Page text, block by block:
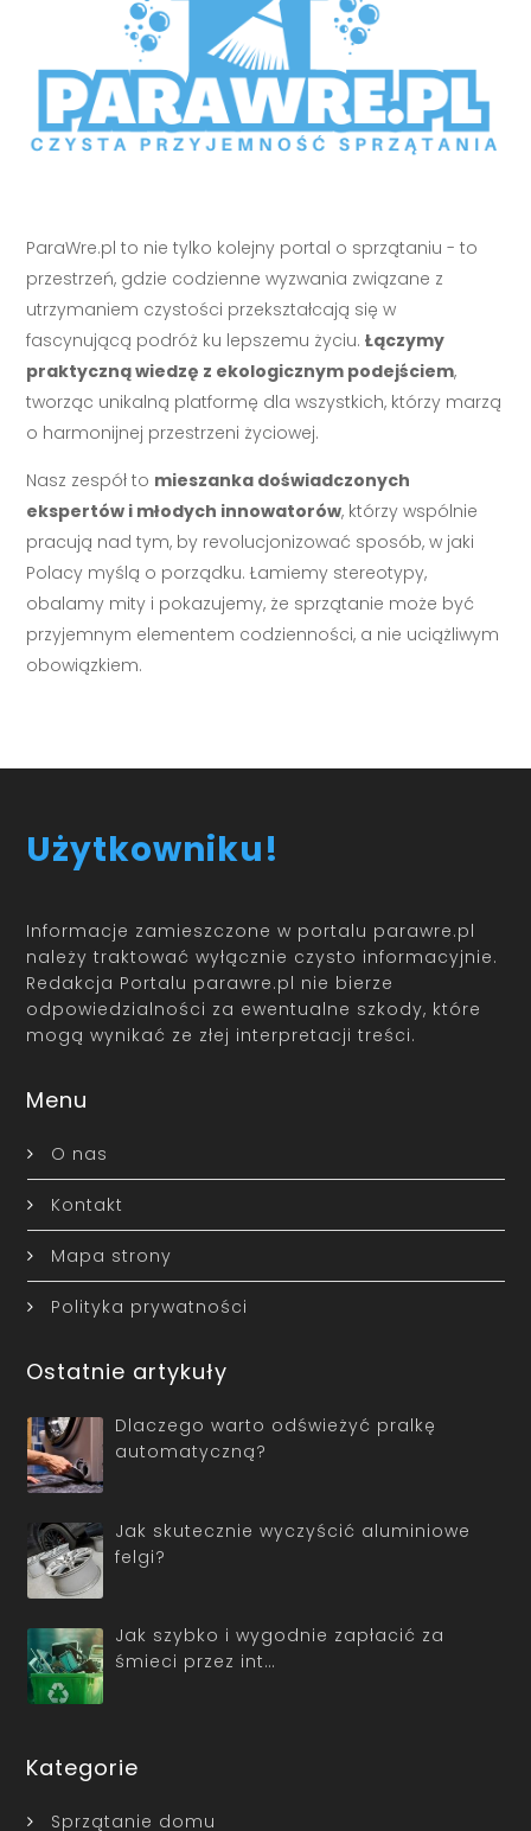
ParaWre.pl to nie tylko kolejny portal o sprzątaniu - to
przestrzeń, gdzie codzienne wyzwania związane z
utrzymaniem czystości przekształcają się w
fascynującą podróż ku lepszemu życiu.Łączymy
praktyczną wiedzę z ekologicznym podejściem,
tworząc unikalną platformę dla wszystkich, którzy marzą
o harmonijnej przestrzeni życiowej.
Nasz zespół to mieszanka doświadczonych
ekspertów i młodych innowatorów, którzy wspólnie
pracują nad tym, by revolucjonizować sposób, w jaki
Polacy myślą o porządku. Łamiemy stereotypy,
obalamy mity i pokazujemy, że sprzątanie może być
przyjemnym elementem codzienności, a nie uciążliwym
obowiązkiem.
Użytkowniku!
Informacje zamieszczone w portalu parawre.pl
należy traktować wyłącznie czysto informacyjnie.
Redakcja Portalu parawre.pl nie bierze
odpowiedzialności za ewentualne szkody, które
mogą wynikać ze złej interpretacji treści.
Menu
O nas
Kontakt
Mapa strony
Polityka prywatności
Ostatnie artykuły
Dlaczego warto odświeżyć pralkę
automatyczną?
Jak skutecznie wyczyścić aluminiowe
felgi?
Jak szybko i wygodnie zapłacić za
śmieci przez int…
Kategorie
Sprzątanie domu